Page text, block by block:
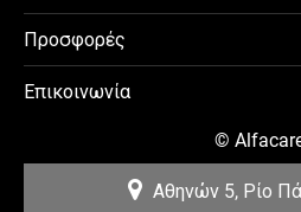
Προσφορές
Επικοινωνία
©
Αθηνών 5, Ρίο